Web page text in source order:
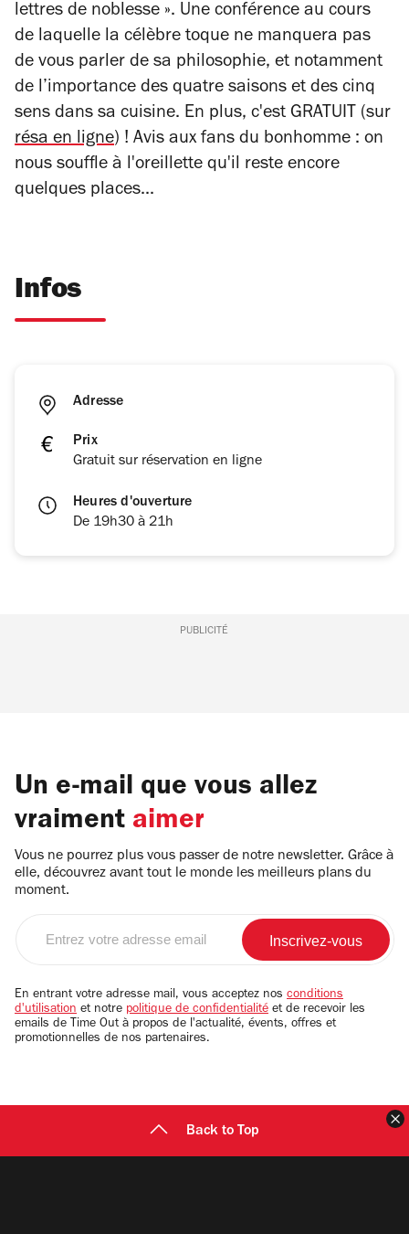
lettres de noblesse ». Une conférence au cours
de laquelle la célèbre toque ne manquera pas
de vous parler de sa philosophie, et notamment
de l’importance des quatre saisons et des cinq
sens dans sa cuisine. En plus, c'est GRATUIT (sur
résa en ligne) ! Avis aux fans du bonhomme : on
nous souffle à l'oreillette qu'il reste encore
quelques places...
Infos
Adresse
Prix
Gratuit sur réservation en ligne
Heures d'ouverture
De 19h30 à 21h
PUBLICITÉ
Un e-mail que vous allez
vraiment aimer
Vous ne pourrez plus vous passer de notre newsletter. Grâce à
elle, découvrez avant tout le monde les meilleurs plans du
moment.
email
En entrant votre adresse mail, vous acceptez nos conditions
d'utilisation et notre politique de confidentialité et de recevoir les
emails de Time Out à propos de l'actualité, évents, offres et
promotionnelles de nos partenaires.
Back to Top